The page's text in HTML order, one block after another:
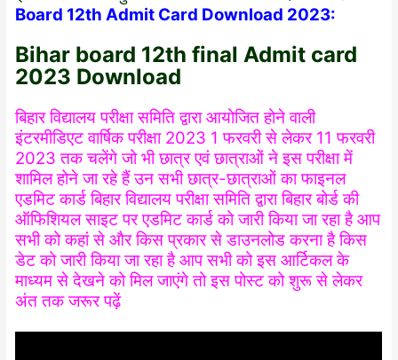
Board 12th Admit Card Download 2023:
Bihar board 12th final Admit card
2023 Download
बिहार विद्यालय परीक्षा समिति द्वारा आयोजित होने वाली
इंटरमीडिएट वार्षिक परीक्षा 2023 1 फरवरी से लेकर 11 फरवरी
2023 तक चलेंगे जो भी छात्र एवं छात्राओं ने इस परीक्षा में
शामिल होने जा रहे हैं उन सभी छात्र-छात्राओं का फाइनल
एडमिट कार्ड बिहार विद्यालय परीक्षा समिति द्वारा बिहार बोर्ड की
ऑफिशियल साइट पर एडमिट कार्ड को जारी किया जा रहा है आप
सभी को कहां से और किस प्रकार से डाउनलोड करना है किस
डेट को जारी किया जा रहा है आप सभी को इस आर्टिकल के
माध्यम से देखने को मिल जाएंगे तो इस पोस्ट को शुरू से लेकर
अंत तक जरूर पढ़ें